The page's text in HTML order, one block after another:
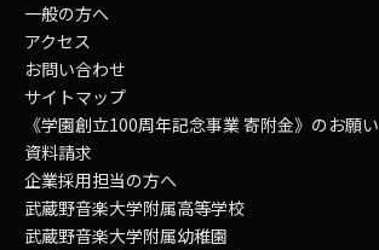
一般の方へ
アクセス
お問い合わせ
サイトマップ
《学園創立100周年記念事業 寄附金》のお願い
資料請求
企業採用担当の方へ
武蔵野音楽大学附属高等学校
武蔵野音楽大学附属幼稚園